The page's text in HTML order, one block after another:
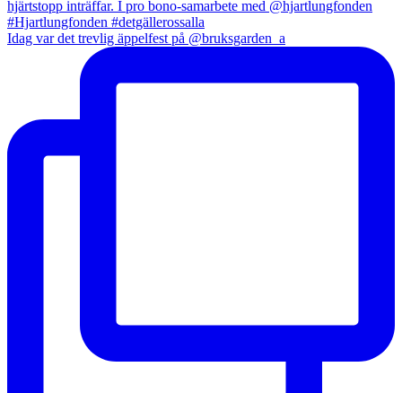
Idag var det trevlig äppelfest på @bruksgarden_a